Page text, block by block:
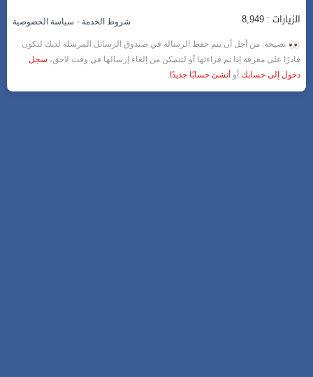
الزيارات : 8,949 شروط الخدمة - سياسة الخصوصية
نصيحة: من أجل أن يتم حفظ الرسالة في صندوق الرسائل المرسلة لديك لتكون
قادرًا على معرفة إذا تم قراءتها أو لتتمكن من إلغاء إرسالها في وقت لاحق، سجل
دخول إلى حسابك أو أنشئ حسابًا جديدًا .